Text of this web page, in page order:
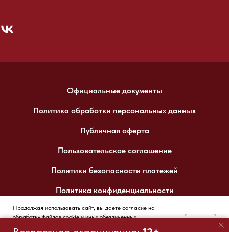
Продолжая использовать сайт, вы даете согласие на
обработку файлов cookie и иных обезличенных
Официальные документы
Политика обработки персональных данных
Публичная оферта
Пользовательское соглашение
Политики безопасности платежей
Политика конфиденциальности
Tilda